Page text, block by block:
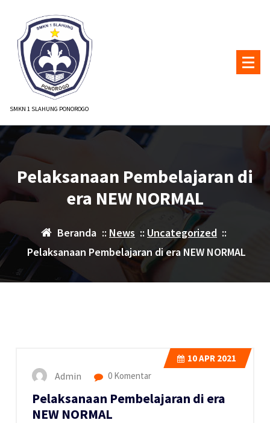
konten
SMKN 1 SLAHUNG PONOROGO
Pelaksanaan Pembelajaran di
era NEW NORMAL
Beranda :: News :: Uncategorized ::
Pelaksanaan Pembelajaran di era NEW NORMAL
10APR 2021
Admin 0 Komentar
Pelaksanaan Pembelajaran di era
NEW NORMAL